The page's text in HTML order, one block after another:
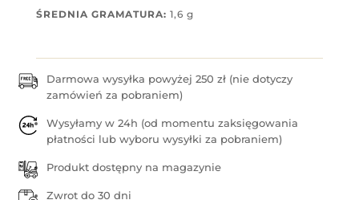
ŚREDNIA GRAMATURA: 1,6 g
Darmowa wysyłka powyżej 250 zł (nie dotyczy
zamówień za pobraniem)
Wysyłamy w 24h (od momentu zaksięgowania
płatności lub wyboru wysyłki za pobraniem)
Produkt dostępny na magazynie
Zwrot do 30 dni